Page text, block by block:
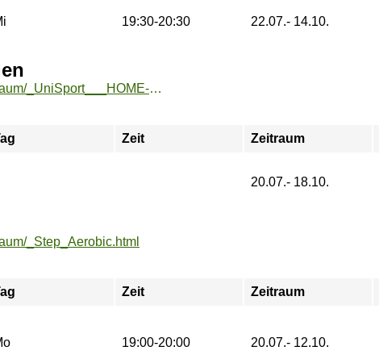
19:30-20:30 22.07.- 14.10.
https://www.fu-sport.de/angebote/aktueller_zeitraum/_UniSport___HOME-Ticket_Ferien.html
Zeit Zeitraum
20.07.- 18.10.
_Step_Aerobic.html
Zeit Zeitraum
19:00-20:00 20.07.- 12.10.